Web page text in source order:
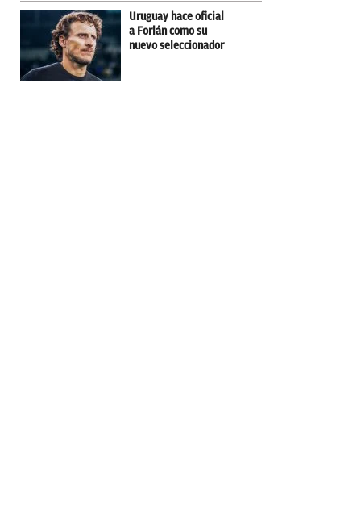
Uruguay hace oficial
a Forlán como su
nuevo seleccionador